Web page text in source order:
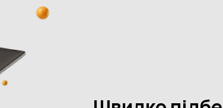
програма стає все більше і більше